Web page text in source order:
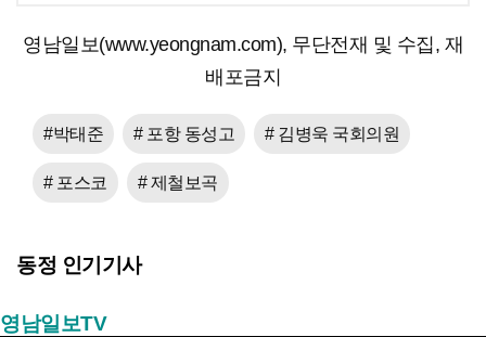
영남일보(www.yeongnam.com), 무단전재 및 수집, 재
배포금지
#박태준 # 포항 동성고 # 김병욱 국회의원
# 포스코 # 제철보곡
동정 인기기사
영남일보TV